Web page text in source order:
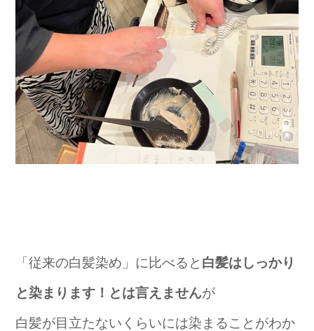
「従来の白髪染め」に比べると 白髪はしっかり
と染まります！とは言えませんが
白髪が目立たないくらいには染まることがわか